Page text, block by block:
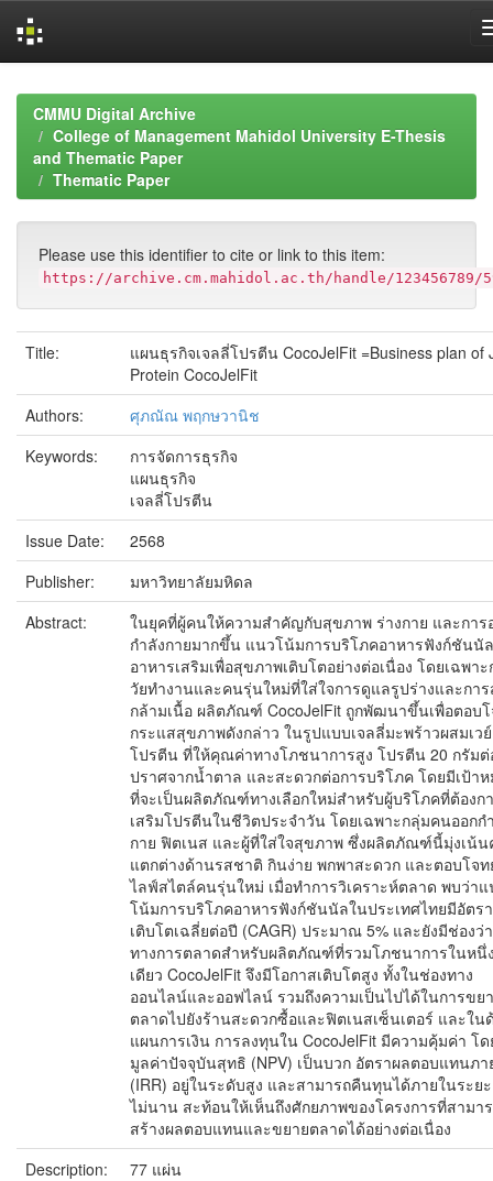
navigationCMMU Digital Archive
College of Management Mahidol University E-Thesis
and Thematic Paper
Thematic Paper
Please use this identifier to cite or link to this item:
https://archive.cm.mahidol.ac.th/handle/123456789/
Title:
แผนธุรกิจเจลลี่โปรตีน CocoJelFit =Business plan of
Protein CocoJelFit
Authors:
ศุภณัณ พฤกษวานิช
Keywords:
การจัดการธุรกิจ
แผนธุรกิจ
เจลลี่โปรตีน
Issue Date:
2568
Publisher:
มหาวิทยาลัยมหิดล
Abstract:
ในยุคที่ผู้คนให้ความสำคัญกับสุขภาพ ร่างกาย และการ
กำลังกายมากขึ้น แนวโน้มการบริโภคอาหารฟังก์ชันนั
อาหารเสริมเพื่อสุขภาพเติบโตอย่างต่อเนื่อง โดยเฉพา
วัยทำงานและคนรุ่นใหม่ที่ใส่ใจการดูแลรูปร่างและการ
กล้ามเนื้อ ผลิตภัณฑ์ CocoJelFit ถูกพัฒนาขึ้นเพื่อตอบ
กระแสสุขภาพดังกล่าว ในรูปแบบเจลลี่มะพร้าวผสมเวย์
โปรตีน ที่ให้คุณค่าทางโภชนาการสูง โปรตีน 20 กรัมต่
ปราศจากน้ำตาล และสะดวกต่อการบริโภค โดยมีเป้า
ที่จะเป็นผลิตภัณฑ์ทางเลือกใหม่สำหรับผู้บริโภคที่ต้องก
เสริมโปรตีนในชีวิตประจำวัน โดยเฉพาะกลุ่มคนออกก
กาย ฟิตเนส และผู้ที่ใส่ใจสุขภาพ ซึ่งผลิตภัณฑ์นี้มุ่งเน้น
แตกต่างด้านรสชาติ กินง่าย พกพาสะดวก และตอบโจท
ไลฟ์สไตล์คนรุ่นใหม่ เมื่อทำการวิเคราะห์ตลาด พบว่า
โน้มการบริโภคอาหารฟังก์ชันนัลในประเทศไทยมีอัตร
เติบโตเฉลี่ยต่อปี (CAGR) ประมาณ 5% และยังมีช่องว่
ทางการตลาดสำหรับผลิตภัณฑ์ที่รวมโภชนาการในหนึ่
เดียว CocoJelFit จึงมีโอกาสเติบโตสูง ทั้งในช่องทาง
ออนไลน์และออฟไลน์ รวมถึงความเป็นไปได้ในการขย
ตลาดไปยังร้านสะดวกซื้อและฟิตเนสเซ็นเตอร์ และใน
แผนการเงิน การลงทุนใน CocoJelFit มีความคุ้มค่า โ
มูลค่าปัจจุบันสุทธิ (NPV) เป็นบวก อัตราผลตอบแทนภา
(IRR) อยู่ในระดับสูง และสามารถคืนทุนได้ภายในระยะ
ไม่นาน สะท้อนให้เห็นถึงศักยภาพของโครงการที่สามา
สร้างผลตอบแทนและขยายตลาดได้อย่างต่อเนื่อง
Description:
77 แผ่น